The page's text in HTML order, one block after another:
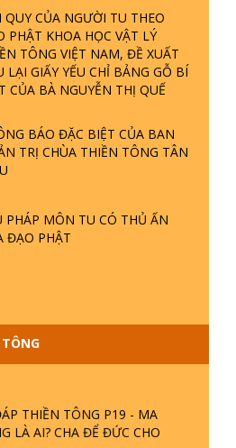
QUY CỦA NGƯỜI TU THEO
PHẬT KHOA HỌC VẬT LÝ
TÔNG VIỆT NAM, ĐỀ XUẤT
LẠI GIẤY YẾU CHỈ BẢNG GỖ BÍ
CỦA BÀ NGUYỄN THỊ QUẾ
BÁO ĐẶC BIỆT CỦA BAN
TRỊ CHÙA THIỀN TÔNG TÂN
PHÁP MÔN TU CÓ THỦ ẤN
ĐẠO PHẬT
TRỜI LÀ AI? QUỶ SA
| TTTD
THIỀN TÔNG ĐẶC BIỆT P22
TRÁI ĐẤT NHIỀU THIÊN TAI
- HỎA HOẠN | TTTD
THIỀN TÔNG ĐẶC BIỆT P21
ĐỨC PHẬT BƯỚC ĐI 7
TRÊN HOA SEN ? | TTTD
VỀ LỄ TIỄN THIỀN TÔNG SƯ
LÂM VỀ PHẬT GIỚI
20 - BÁC NGUYỄN NHÂN LÀ AI?
NÃO DO ĐÂU MÀ CÓ?
LÀ AI? CHA ĐỂ ĐỨC CHO